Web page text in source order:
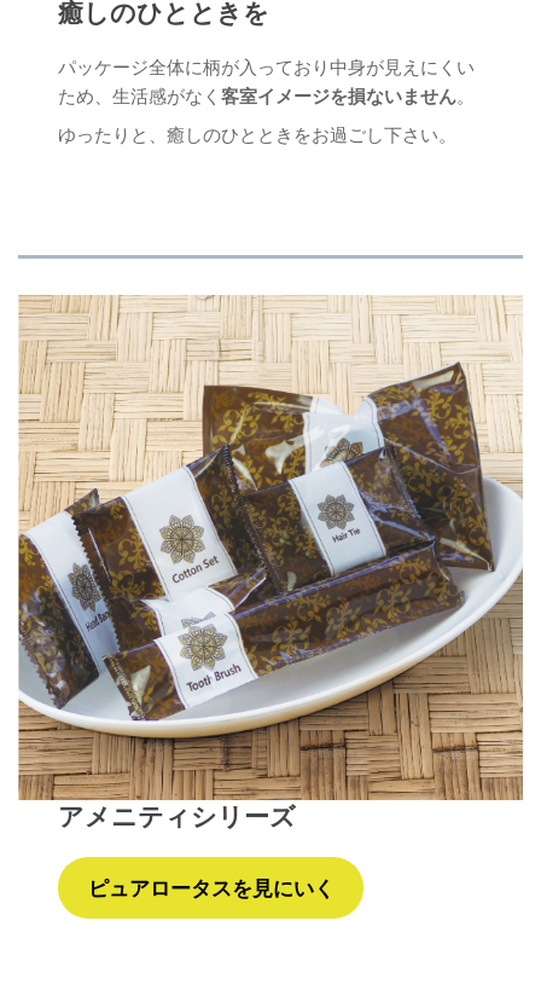
癒しのひとときを
パッケージ全体に柄が入っており中身が見えにくい
ため、生活感がなく客室イメージを損ないません。
ゆったりと、癒しのひとときをお過ごし下さい。
アメニティシリーズ
ピュアロータスを見にいく